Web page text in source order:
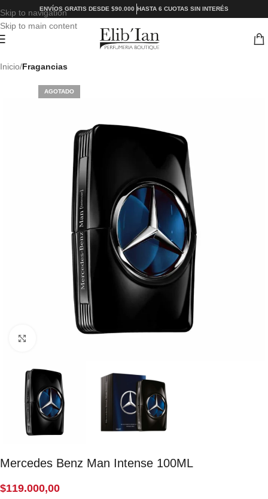
Skip to navigation
Skip to main content
ENVÍOS GRATIS DESDE $90.000 HASTA 6 CUOTAS SIN INTERÉS
Inicio Fragancias
AGOTADO
Mercedes Benz Man Intense 100ML
$119.000,00